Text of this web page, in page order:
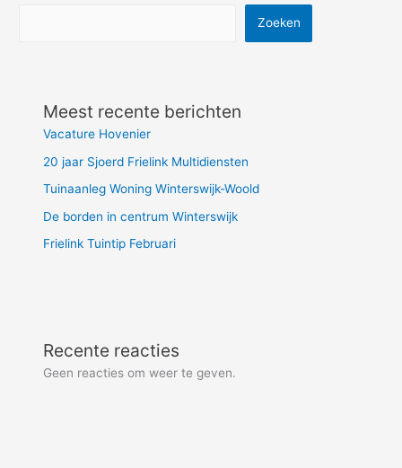
Zoeken
Meest recente berichten
Vacature Hovenier
20 jaar Sjoerd Frielink Multidiensten
Tuinaanleg Woning Winterswijk-Woold
De borden in centrum Winterswijk
Frielink Tuintip Februari
Recente reacties
Geen reacties om weer te geven.